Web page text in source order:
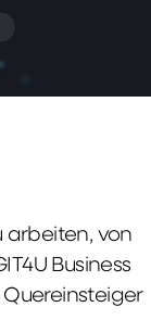
arbeiten, von
Business